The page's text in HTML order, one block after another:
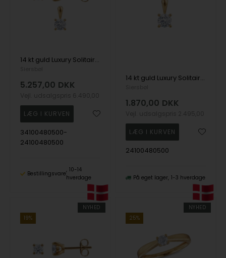
14 kt guld Luxury Solitaire smykkesæt med i alt 0,50 ct Labgrown diamant Top Wesselston VS2
5.257,00 DKK
34100480500-
24100480500
Bestillingsvare
10-14
hverdage
14 kt guld Luxury Solitaire vedhæng med i alt 0,25 ct Labgrown diamant Top Wesselston VS2
1.870,00 DKK
24100480500
På eget lager 1-3 hverdage
NYHED
19%
NYHED
25%